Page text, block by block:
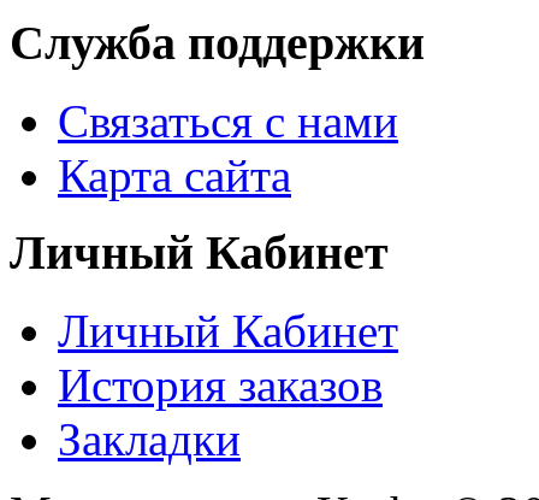
Служба поддержки
Связаться с нами
Карта сайта
Личный Кабинет
Личный Кабинет
История заказов
Закладки